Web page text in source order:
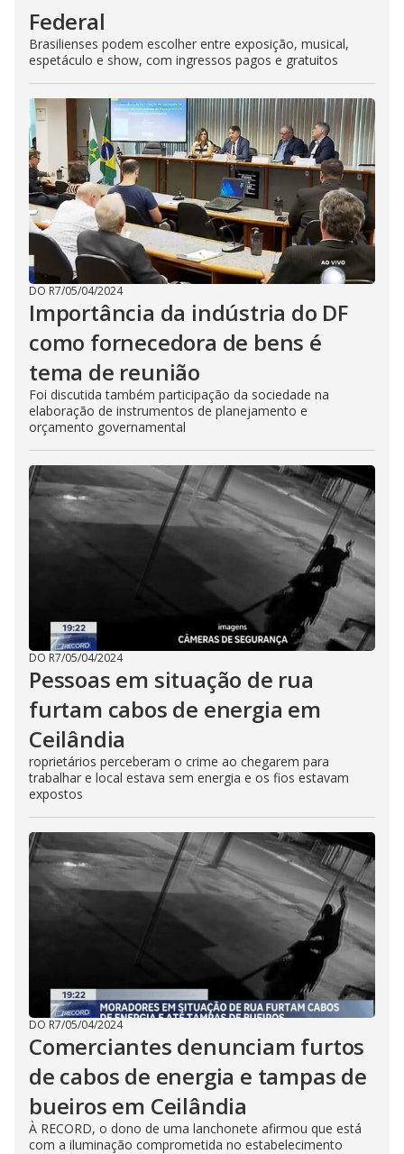
Federal
Brasilienses podem escolher entre exposição, musical,
espetáculo e show, com ingressos pagos e gratuitos
DO R7/05/04/2024
Importância da indústria do DF
como fornecedora de bens é
tema de reunião
Foi discutida também participação da sociedade na
elaboração de instrumentos de planejamento e
orçamento governamental
DO R7/05/04/2024
Pessoas em situação de rua
furtam cabos de energia em
Ceilândia
roprietários perceberam o crime ao chegarem para
trabalhar e local estava sem energia e os fios estavam
expostos
DO R7/05/04/2024
Comerciantes denunciam furtos
de cabos de energia e tampas de
bueiros em Ceilândia
À RECORD, o dono de uma lanchonete afirmou que está
com a iluminação comprometida no estabelecimento